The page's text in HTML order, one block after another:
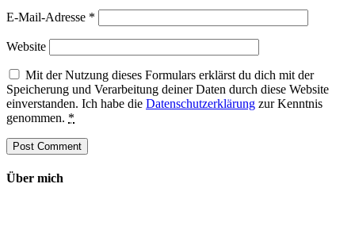
E-Mail-Adresse *
Website
Mit der Nutzung dieses Formulars erklärst du dich mit der
Speicherung und Verarbeitung deiner Daten durch diese Website
einverstanden. Ich habe die Datenschutzerklärung zur Kenntnis
genommen. *
Über mich